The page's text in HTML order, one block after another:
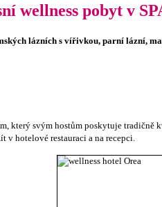
wellness pobyt v
lázních s vířivkou, parní lázní,
který svým hostům poskytuje
hotelové restauraci a na recepci.